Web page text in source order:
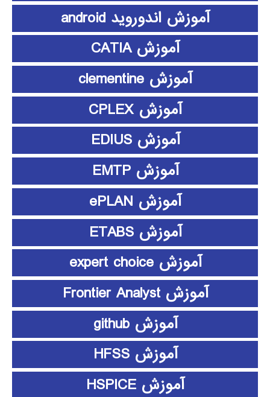
آموزش اندوروید android
آموزش CATIA
آموزش clementine
آموزش CPLEX
آموزش EDIUS
آموزش EMTP
آموزش ePLAN
آموزش ETABS
آموزش expert choice
آموزش Frontier Analyst
آموزش github
آموزش HFSS
آموزش HSPICE